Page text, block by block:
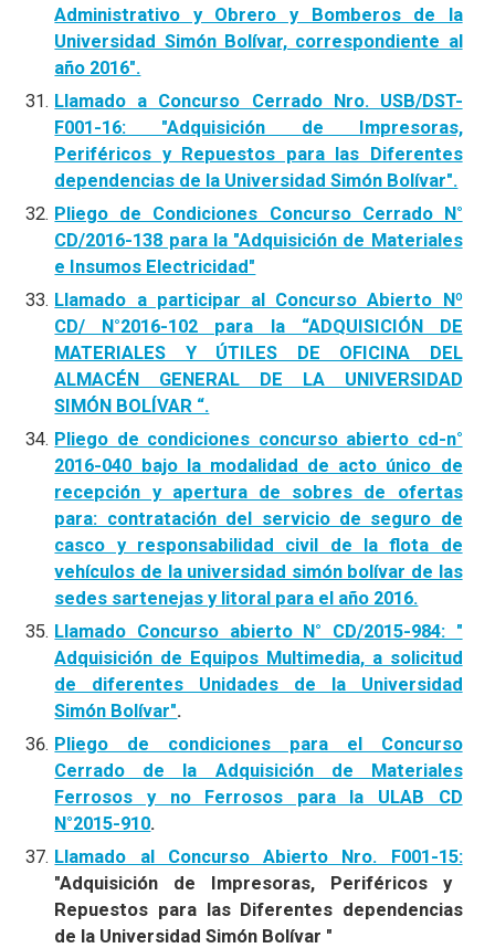
Administrativo y Obrero y Bomberos de la
Universidad Simón Bolívar, correspondiente al
año 2016".
Llamado a Concurso Cerrado Nro. USB/DST-
F001-16: "Adquisición de Impresoras,
Periféricos y Repuestos para las Diferentes
dependencias de la Universidad Simón Bolívar".
Pliego de Condiciones Concurso Cerrado N°
CD/2016-138 para la "Adquisición de Materiales
e Insumos Electricidad"
Llamado a participar al Concurso Abierto Nº
CD/ N°2016-102 para la “ADQUISICIÓN DE
MATERIALES Y ÚTILES DE OFICINA DEL
ALMACÉN GENERAL DE LA UNIVERSIDAD
SIMÓN BOLÍVAR “.
Pliego de condiciones concurso abierto cd-n°
2016-040 bajo la modalidad de acto único de
recepción y apertura de sobres de ofertas
para: contratación del servicio de seguro de
casco y responsabilidad civil de la flota de
vehículos de la universidad simón bolívar de las
sedes sartenejas y litoral para el año 2016.
Llamado Concurso abierto N° CD/2015-984: "
Adquisición de Equipos Multimedia, a solicitud
de diferentes Unidades de la Universidad
Simón Bolívar".
Pliego de condiciones para el Concurso
Cerrado de la Adquisición de Materiales
Ferrosos y no Ferrosos para la ULAB CD
N°2015-910.
Llamado al Concurso Abierto Nro. F001-15:
"Adquisición de Impresoras, Periféricos y
Repuestos para las Diferentes dependencias
de la Universidad Simón Bolívar "